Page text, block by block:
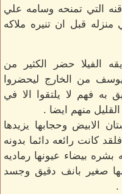
التي تمنحه وسامه علي
منزله قبل ان تنيره ملاكه
الفيلا حضر الكثير من
من الخارج ليحضروا
به فهم لا يلتقوا الا في
منهم ايضا .
الابيض وحجابها يزيدها
كانت رائعه دائما بدونه
بيضاء عيونها رماديه
صغير بانف دقيق وجسد
.